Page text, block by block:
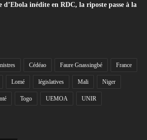
d’Ebola inédite en RDC, la riposte passe à la
Cédéao Faure Gnassingbé France
Lomé législatives Mali Niger
Togo UEMOA UNIR